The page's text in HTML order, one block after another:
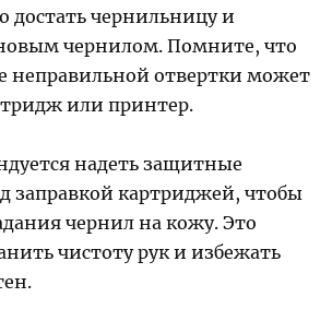
достать чернильницу и
чернилом. Помните, что
неправильной отвертки может
или принтер.
надеть защитные
заправкой картриджей, чтобы
чернил на кожу. Это
чистоту рук и избежать